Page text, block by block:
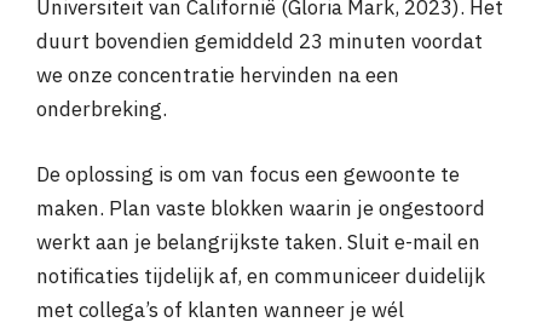
Universiteit van Californië (Gloria Mark, 2023). Het
duurt bovendien gemiddeld 23 minuten voordat
we onze concentratie hervinden na een
onderbreking.
De oplossing is om van focus een gewoonte te
maken. Plan vaste blokken waarin je ongestoord
werkt aan je belangrijkste taken. Sluit e-mail en
notificaties tijdelijk af, en communiceer duidelijk
met collega’s of klanten wanneer je wél